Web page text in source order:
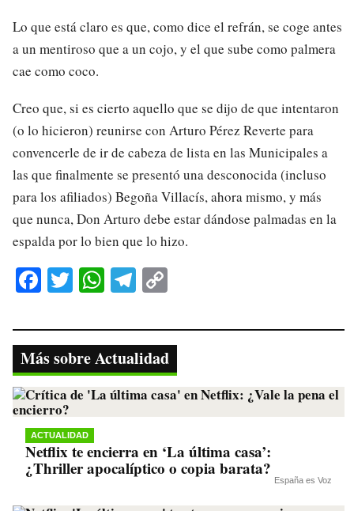
Lo que está claro es que, como dice el refrán, se coge antes
a un mentiroso que a un cojo, y el que sube como palmera
cae como coco.
Creo que, si es cierto aquello que se dijo de que intentaron
(o lo hicieron) reunirse con Arturo Pérez Reverte para
convencerle de ir de cabeza de lista en las Municipales a
las que finalmente se presentó una desconocida (incluso
para los afiliados) Begoña Villacís, ahora mismo, y más
que nunca, Don Arturo debe estar dándose palmadas en la
espalda por lo bien que lo hizo.
Fa
bo
ok
T
tte
r
W
ts
A
pp
Te
gr
a
m
y
Li
nk
Más sobre Actualidad
ACTUALIDAD
Netflix te encierra en ‘La última casa’:
¿Thriller apocalíptico o copia barata?
España es Voz